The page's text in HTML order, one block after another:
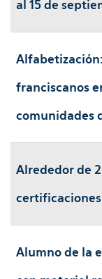
al 15 de
franciscanos
comunidades
Alrededor de
Alumno de la